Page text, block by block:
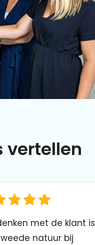
vertellen
met de klant is
natuur bij